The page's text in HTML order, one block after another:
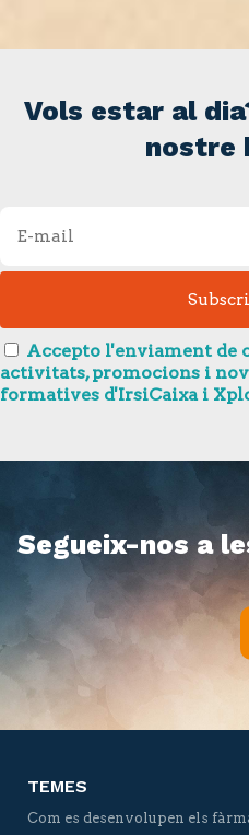
Vols estar al
nostre
Accepto l'enviament de
activitats, promocions i
formatives d'IrsiCaixa i
Segueix-nos a
TEMES
Com es desenvolupen els